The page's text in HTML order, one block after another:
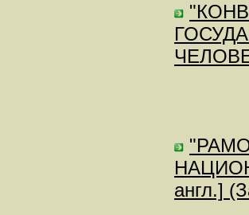
англ.]